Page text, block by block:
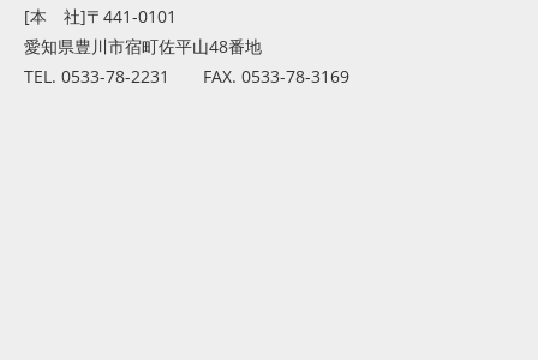
[本 社]〒441-0101
愛知県豊川市宿町佐平山48番地
TEL. 0533-78-2231 FAX. 0533-78-3169